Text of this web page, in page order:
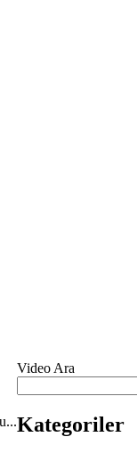
Video Ara
Kategoriler